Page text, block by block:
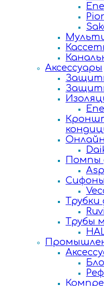
Аксессуары
Помпы
Трубы